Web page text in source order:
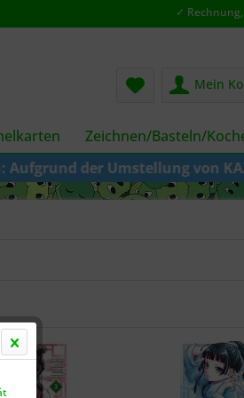
✓ Rechnung,
Mein
Zeichnen/Basteln/
von KAZE zu